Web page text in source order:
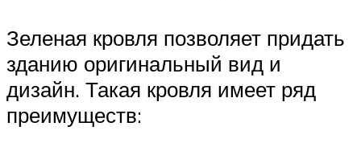
Зеленая кровля позволяет придать
зданию оригинальный вид и
дизайн. Такая кровля имеет ряд
преимуществ: